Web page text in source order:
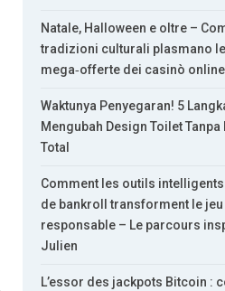
Natale, Halloween e oltre –
tradizioni culturali plasmano le
mega‑offerte dei casinò online
Waktunya Penyegaran! 5
Mengubah Design Toilet Tanpa
Total
Comment les outils
de bankroll transforment le jeu
responsable – Le parcours
Julien
L’essor des jackpots Bitcoin :